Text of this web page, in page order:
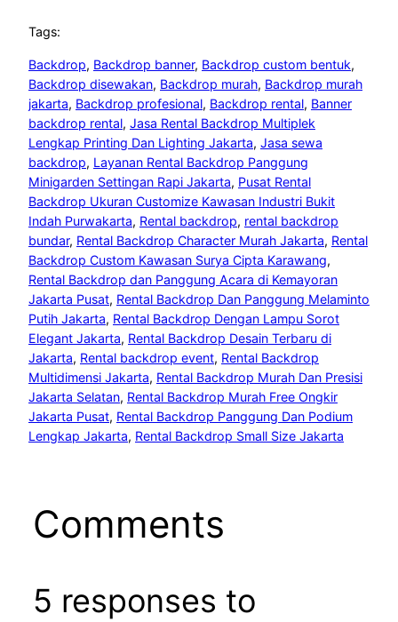
Tags:
Backdrop, Backdrop banner, Backdrop custom bentuk
Backdrop disewakan, Backdrop murah, Backdrop murah
jakarta, Backdrop profesional, Backdrop rental, Banner
backdrop rental, Jasa Rental Backdrop Multiplek
Lengkap Printing Dan Lighting Jakarta, Jasa sewa
backdrop, Layanan Rental Backdrop Panggung
Minigarden Settingan Rapi Jakarta, Pusat Rental
Backdrop Ukuran Customize Kawasan Industri Bukit
Indah Purwakarta, Rental backdrop, rental backdrop
bundar, Rental Backdrop Character Murah Jakarta, Rental
Backdrop Custom Kawasan Surya Cipta Karawang
Rental Backdrop dan Panggung Acara di Kemayoran
Jakarta Pusat, Rental Backdrop Dan Panggung Melaminto
Putih Jakarta, Rental Backdrop Dengan Lampu Sorot
Elegant Jakarta, Rental Backdrop Desain Terbaru di
Jakarta, Rental backdrop event, Rental Backdrop
Multidimensi Jakarta, Rental Backdrop Murah Dan Presisi
Jakarta Selatan, Rental Backdrop Murah Free Ongkir
Jakarta Pusat, Rental Backdrop Panggung Dan Podium
Lengkap Jakarta, Rental Backdrop Small Size Jakarta
Comments
5 responses to